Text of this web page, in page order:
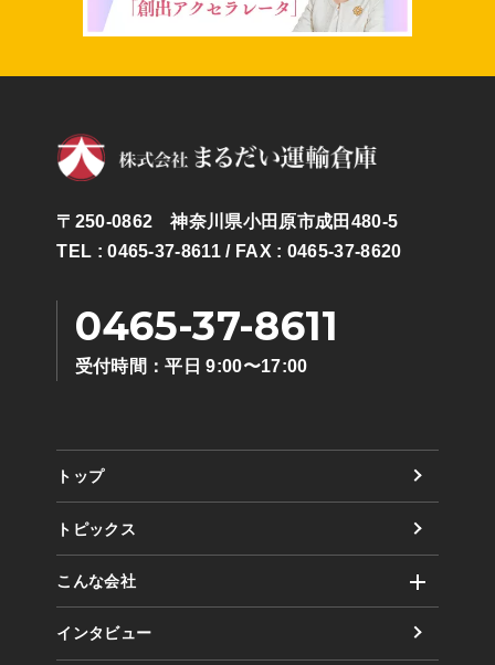
〒250-0862 神奈川県小田原市成田480-5
TEL : 0465-37-8611/ FAX : 0465-37-8620
0465-37-8611
受付時間：平日 9:00〜17:00
トップ
トピックス
こんな会社
インタビュー